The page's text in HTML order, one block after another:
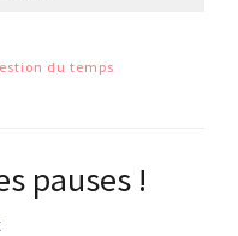
du temps
pauses !